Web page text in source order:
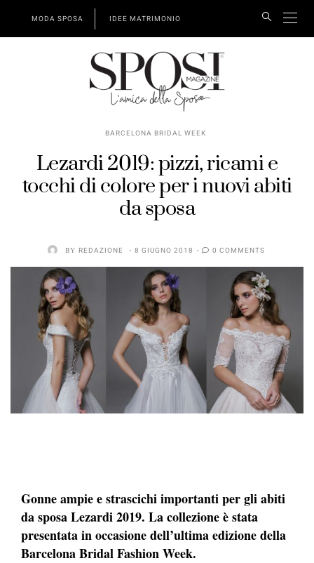
MODA SPOSA IDEE MATRIMONIO
BARCELONA BRIDAL WEEK
Lezardi 2019: pizzi, ricami e
tocchi di colore per i nuovi abiti
da sposa
BY REDAZIONE 8 GIUGNO 2018 0 COMMENTS
Gonne ampie e strascichi importanti per gli abiti
da sposa Lezardi 2019. La collezione è stata
presentata in occasione dell’ultima edizione della
Barcelona Bridal Fashion Week.